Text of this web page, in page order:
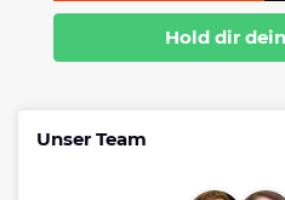
Hold dir
Unser Team